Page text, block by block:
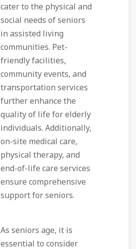
cater to the physical and
social needs of seniors
in assisted living
communities. Pet-
friendly facilities,
community events, and
transportation services
further enhance the
quality of life for elderly
individuals. Additionally,
on-site medical care,
physical therapy, and
end-of-life care services
ensure comprehensive
support for seniors.
As seniors age, it is
essential to consider